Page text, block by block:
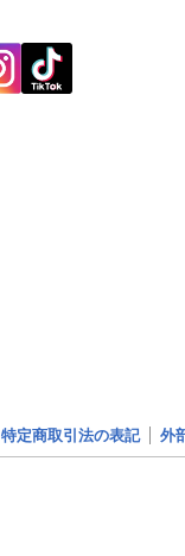
特定商取引法の表記 外